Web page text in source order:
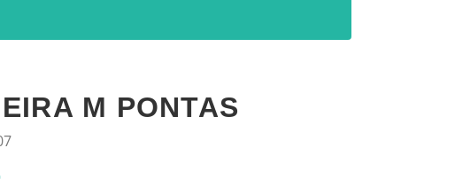
M PONTAS